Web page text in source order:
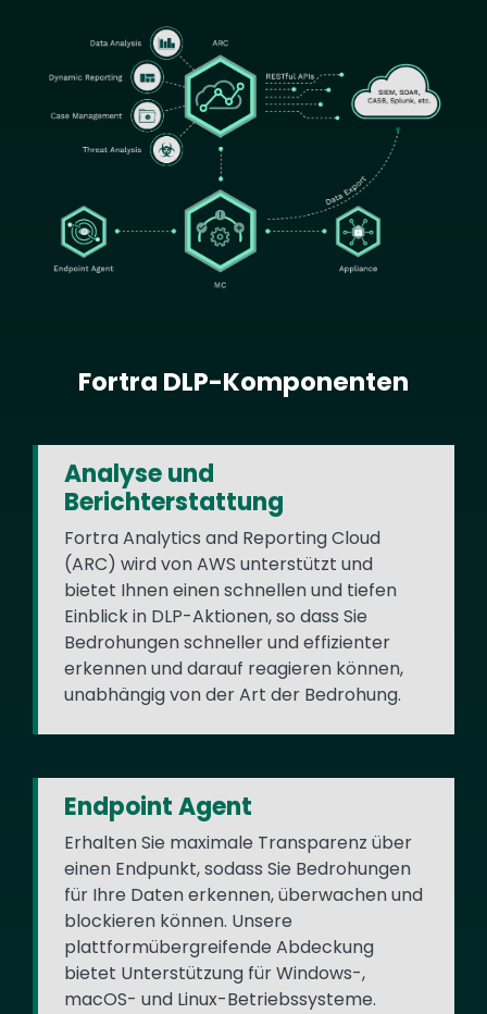
Fortra DLP-Komponenten
Analyse und
Berichterstattung
Fortra Analytics and Reporting Cloud
(ARC) wird von AWS unterstützt und
bietet Ihnen einen schnellen und tiefen
Einblick in DLP-Aktionen, so dass Sie
Bedrohungen schneller und effizienter
erkennen und darauf reagieren können,
unabhängig von der Art der Bedrohung.
Endpoint Agent
Erhalten Sie maximale Transparenz über
einen Endpunkt, sodass Sie Bedrohungen
für Ihre Daten erkennen, überwachen und
blockieren können. Unsere
plattformübergreifende Abdeckung
bietet Unterstützung für Windows-,
macOS- und Linux-Betriebssysteme.